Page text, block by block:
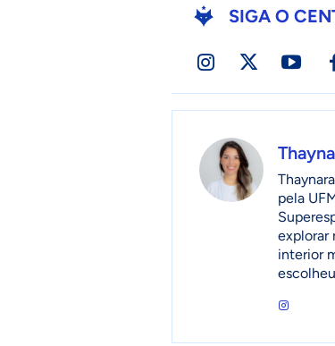
SIGA O
pela
explorar
interior